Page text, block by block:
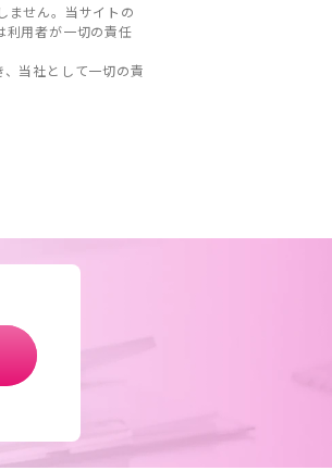
ません。当サイトの
利用者が一切の責任
当社として一切の責